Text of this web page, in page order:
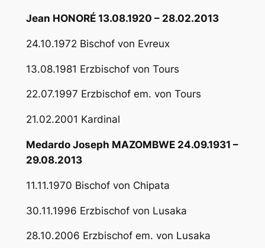
Jean HONORÉ 13.08.1920 – 28.02.2013
24.10.1972 Bischof von Evreux
13.08.1981 Erzbischof von Tours
22.07.1997 Erzbischof em. von Tours
21.02.2001 Kardinal
Medardo Joseph MAZOMBWE 24.09.1931 –
29.08.2013
11.11.1970 Bischof von Chipata
30.11.1996 Erzbischof von Lusaka
28.10.2006 Erzbischof em. von Lusaka